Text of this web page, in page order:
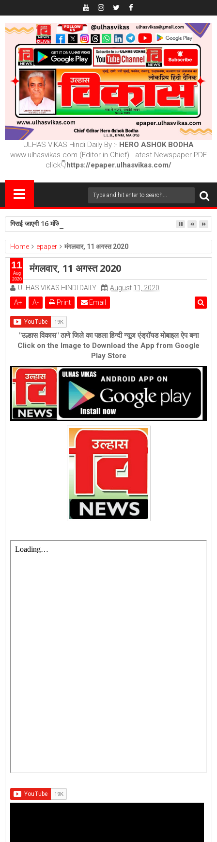
ULHAS VIKAS Hindi Daily By :- HERO ASHOK BODHA
www.ulhasvikas.com (Editor in Chief) Latest Newspaper PDF
click👇https://epaper.ulhasvikas.com/
गिराई जाएगी 16 मंजिला झलक पैराडाइज
Home epaper मंगलवार, 11 अगस्त 2020
मंगलवार, 11 अगस्त 2020
ULHAS VIKAS HINDI DAILY
August 11, 2020
A+ A- Print Email
"उल्हास विकास" ठाणे जिले का पहला हिन्दी न्यूज एंड्रॉयड मोबाइल ऐप बना
Click on the Image to Download the App from Google
Play Store
11
Aug
2020